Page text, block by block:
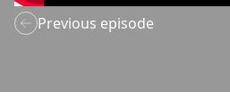
Previous episode